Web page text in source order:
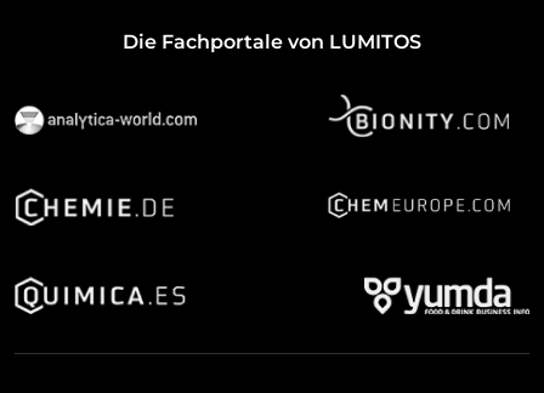
Die Fachportale von LUMITOS